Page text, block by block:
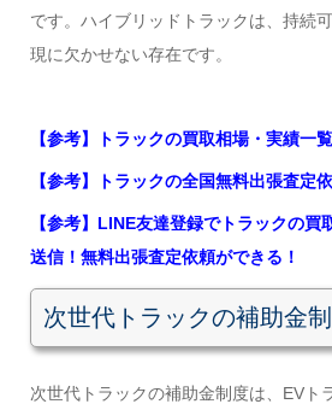
です。ハイブリッドトラックは、持続
現に欠かせない存在です。
【参考】トラックの買取相場・実績一
【参考】トラックの全国無料出張査定
【参考】LINE友達登録でトラックの買
送信！無料出張査定依頼ができる！
次世代トラックの補助金
次世代トラックの補助金制度は、EVト